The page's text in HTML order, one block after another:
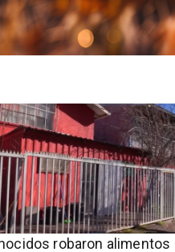
robaron alimentos